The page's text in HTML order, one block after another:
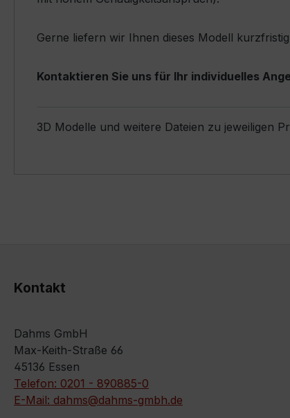
Gerne liefern wir Ihnen dieses Modell
Kontaktieren Sie uns für Ihr individuelles
3D Modelle und weitere Dateien zu jeweiligen
Kontakt
Dahms GmbH
Max-Keith-Straße 66
45136 Essen
Telefon: 0201 - 890885-0
E-Mail: dahms@dahms-gmbh.de